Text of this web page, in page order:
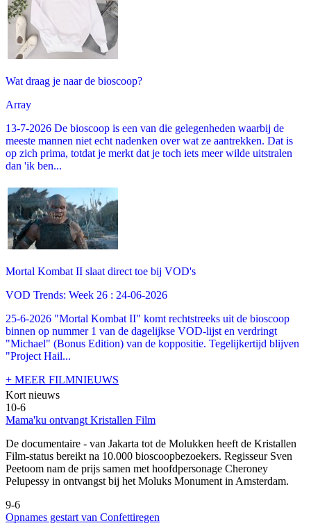
Wat draag je naar de bioscoop?
Array
13-7-2026 De bioscoop is een van die gelegenheden waarbij de
meeste mannen niet echt nadenken over wat ze aantrekken. Dat is
op zich prima, totdat je merkt dat je toch iets meer wilde uitstralen
dan 'ik ben...
Mortal Kombat II slaat direct toe bij VOD's
VOD Trends: Week 26 : 24-06-2026
25-6-2026 "Mortal Kombat II" komt rechtstreeks uit de bioscoop
binnen op nummer 1 van de dagelijkse VOD-lijst en verdringt
"Michael" (Bonus Edition) van de koppositie. Tegelijkertijd blijven
"Project Hail...
+ MEER FILMNIEUWS
Kort nieuws
10-6
Mama'ku ontvangt Kristallen Film
De documentaire - van Jakarta tot de Molukken heeft de Kristallen
Film-status bereikt na 10.000 bioscoopbezoekers. Regisseur Sven
Peetoom nam de prijs samen met hoofdpersonage Cheroney
Pelupessy in ontvangst bij het Moluks Monument in Amsterdam.
9-6
Opnames gestart van Confettiregen